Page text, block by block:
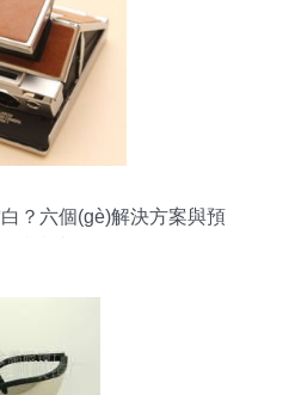
？六個(gè)解決方案與預